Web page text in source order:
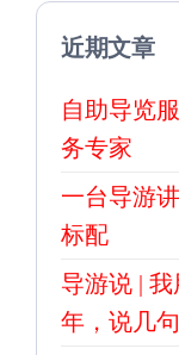
近期文章
自助导览
务专家
一台导游
标配
导游说 |
年，说几